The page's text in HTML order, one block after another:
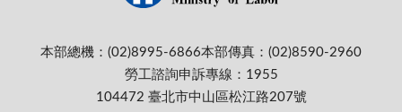
本部總機：(02)8995-6866本部傳真：(02)8590-2960
勞工諮詢申訴專線：1955
104472 臺北市中山區松江路207號